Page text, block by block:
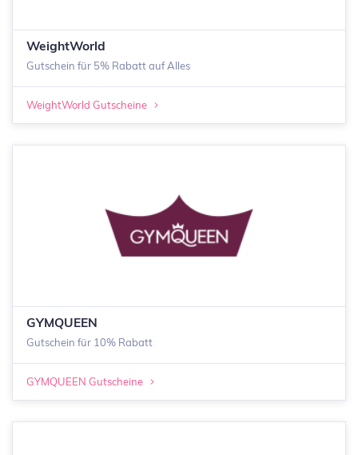
WeightWorld
Gutschein für 5% Rabatt auf Alles
WeightWorld Gutscheine
GYMQUEEN
Gutschein für 10% Rabatt
GYMQUEEN Gutscheine